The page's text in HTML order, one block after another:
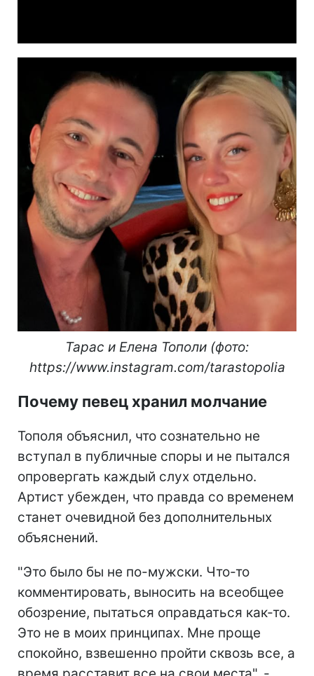
Тарас и Елена Тополи (фото:
https://www.instagram.com/tarastopolia
Почему певец хранил молчание
Тополя объяснил, что сознательно не
вступал в публичные споры и не пытался
опровергать каждый слух отдельно.
Артист убежден, что правда со временем
станет очевидной без дополнительных
объяснений.
"Это было бы не по-мужски. Что-то
комментировать, выносить на всеобщее
обозрение, пытаться оправдаться как-то.
Это не в моих принципах. Мне проще
спокойно, взвешенно пройти сквозь все, а